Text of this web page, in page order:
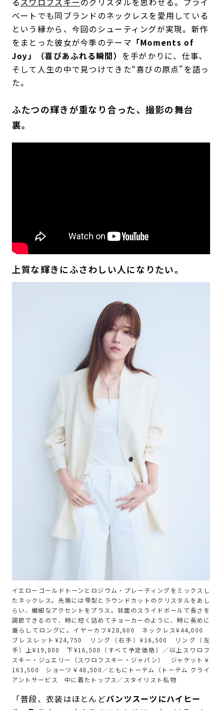
ベートでも同ブランドのネックレスを愛用している
という縁から、今回のシューティングが実現。新作
をまとった彼女が今季のテーマ 「Moments of
Joy」（喜びあふれる瞬間） を手がかりに、仕事、
そして人生の中で見つけてきた“喜びの原点”を語っ
た。
ふたつの輝きが重なり合った、撮影の舞台
裏。
上質な輝きにふさわしい人になりたい。
イエローゴールドトーンとロジウム・プレーティングをミックスし
たネックレス。先端には雫型とラウンドカットのクリスタルをあし
らい、繊細なアクセントをプラス。背面のスライドボールで長さを
調節できるので、時に短く詰めてチョーカーのように、時に長めに
垂らしてロングに。イヤーカフ¥28,600 ネックレス¥44,000
ブレスレット¥24,750 リング（右手）¥16,500 リング（左
手）上¥19,800 下¥16,500（すべて予定価格）／以上スワロフ
スキー・ジュエリー（スワロフスキー・ジャパン） ジャケット￥
163,500 ショーツ￥48,500／ともにトーテム（トーテム クライ
アントサービス 中に着たトップス／スタイリスト私物
「普段、衣装はほとんどパンツスーツにハイヒー